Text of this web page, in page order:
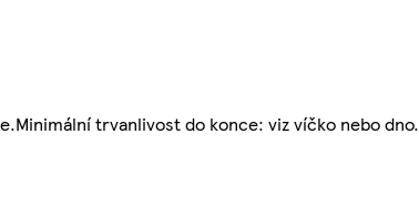
trvanlivost do konce: viz víčko nebo dno.